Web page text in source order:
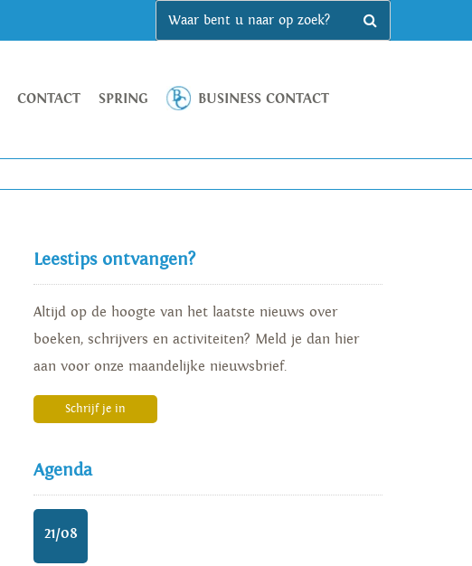
CONTACT SPRING BUSINESS CONTACT
Leestips ontvangen?
Altijd op de hoogte van het laatste nieuws over
boeken, schrijvers en activiteiten? Meld je dan hier
aan voor onze maandelijke nieuwsbrief.
Schrijf je in
Agenda
21/08